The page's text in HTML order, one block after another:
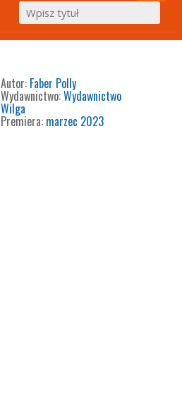
Autor: Faber Polly
Wydawnictwo:Wydawnictwo
Wilga
Premiera: marzec 2023